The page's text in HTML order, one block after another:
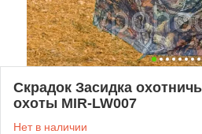
Скрадок Засидка
охоты MIR-LW007
Нет в наличии